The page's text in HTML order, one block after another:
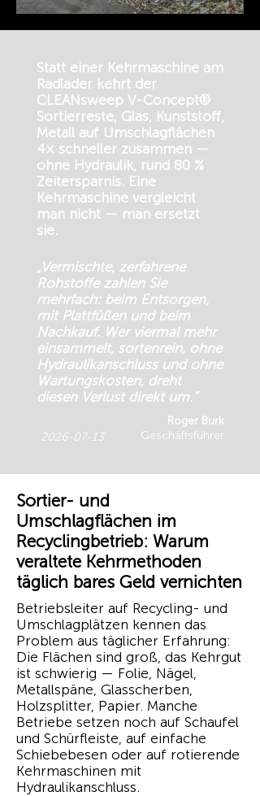
Statt einer Kehrmaschine am
Radlader kehrt der
CLEANsweep V-Concept®
Sortierreste, Glas, Kunststoff,
Metall auf Umschlagflächen
4× schneller zusammen —
ohne Hydraulik, rund 80 %
Zeitersparnis. Eine
Kehrmaschine vergleicht
man nicht — man ersetzt
sie.
„Vermischte, zerfahrene
Rohstoffe zahlen Sie
mehrfach: beim Entsorgen,
mit Plattfüßen und beim
Nachkauf. Wer viermal mehr
einsammelt, sortenrein, ohne
Hydraulikanschluss und ohne
Wartungskosten, dreht
diesen Verlust direkt um.“
2026-07-13
Roger Burk
Geschäftsführer
Sortier- und
Umschlagflächen im
Recyclingbetrieb: Warum
veraltete Kehrmethoden
täglich bares Geld vernichten
Betriebsleiter auf Recycling- und
Umschlagplätzen kennen das
Problem aus täglicher Erfahrung:
Die Flächen sind groß, das Kehrgut
ist schwierig — Folie, Nägel,
Metallspäne, Glasscherben,
Holzsplitter, Papier. Manche
Betriebe setzen noch auf Schaufel
und Schürfleiste, auf einfache
Schiebebesen oder auf rotierende
Kehrmaschinen mit
Hydraulikanschluss.